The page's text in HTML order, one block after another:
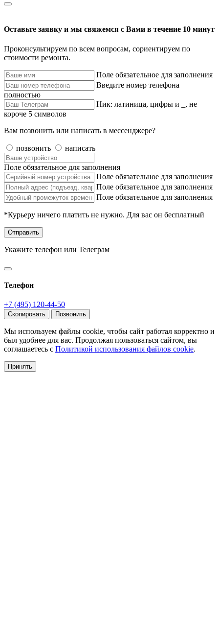
Оставьте заявку и мы свяжемся с Вами в течение 10 минут
Проконсультируем по всем вопросам, сориентируем по
стоимости ремонта.
Поле обязательное для заполнения
Введите номер телефона
полностью
Ник: латиница, цифры и _, не
короче 5 символов
Вам позвонить или написать в мессенджере?
позвонить написать
Поле обязательное для заполнения
Поле обязательное для заполнения
Поле обязательное для заполнения
Поле обязательное для заполнения
*Курьеру ничего платить не нужно. Для вас он бесплатный
Отправить
Укажите телефон или Телеграм
Телефон
+7 (495) 120-44-50
Скопировать Позвонить
Мы используем файлы cookie, чтобы сайт работал корректно и
был удобнее для вас. Продолжая пользоваться сайтом, вы
соглашаетесь с Политикой использования файлов cookie.
Принять